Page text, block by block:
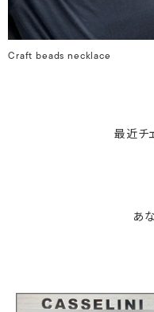
Craft beads necklace
最近チ
あ